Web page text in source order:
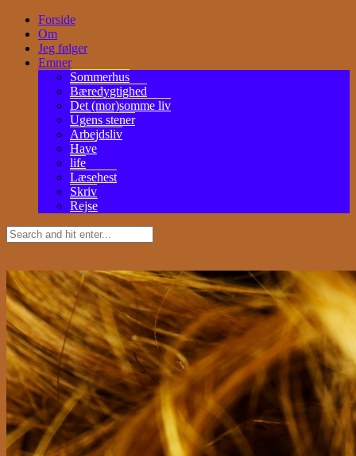
Forside
Om
Jeg følger
Emner
Sommerhus
Bæredygtighed
Det (mor)somme liv
Ugens stener
Arbejdsliv
Have
life
Læsehest
Skriv
Rejse